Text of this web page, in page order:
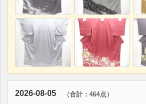
2026-08-05 （合計：464点）